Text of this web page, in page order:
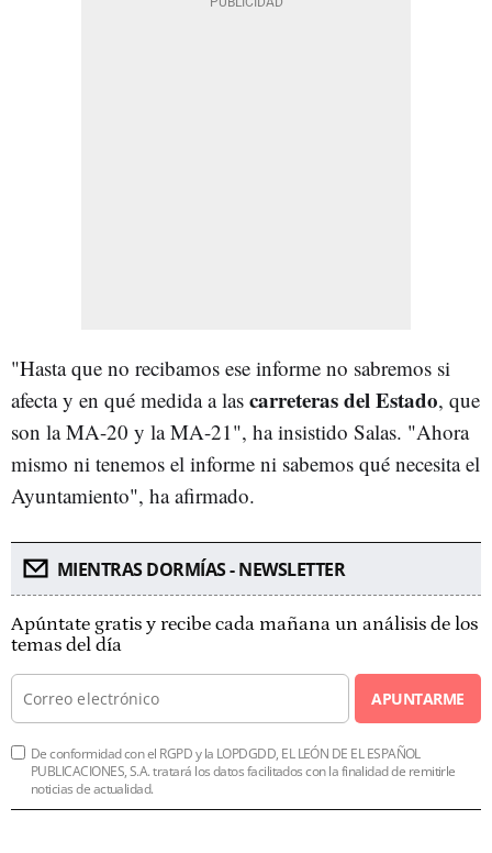
"Hasta que no recibamos ese informe no sabremos si
afecta y en qué medida a las carreteras del Estado, que
son la MA-20 y la MA-21", ha insistido Salas. "Ahora
mismo ni tenemos el informe ni sabemos qué necesita el
Ayuntamiento", ha afirmado.
MIENTRAS DORMÍAS - NEWSLETTER
Apúntate gratis y recibe cada mañana un análisis de los
temas del día
APUNTARME
De conformidad con el RGPD y la LOPDGDD, EL LEÓN DE EL ESPAÑOL
PUBLICACIONES, S.A. tratará los datos facilitados con la finalidad de remitirle
noticias de actualidad.